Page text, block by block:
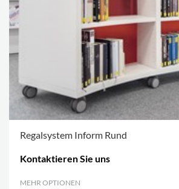
Regalsystem Inform Rund
Kontaktieren Sie uns
MEHR OPTIONEN